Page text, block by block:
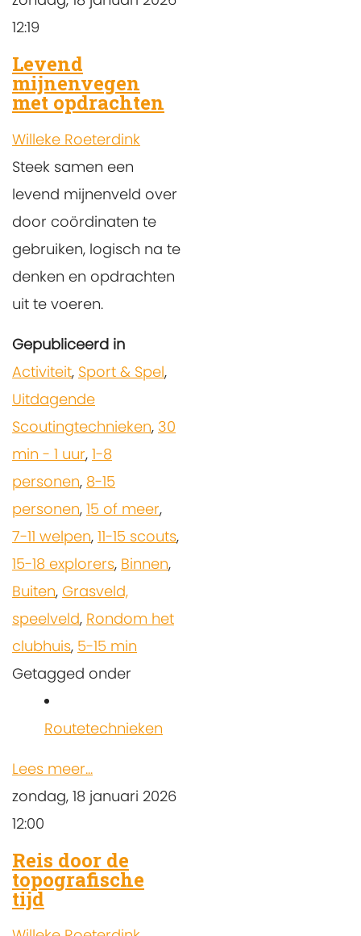
12:19
Levend
mijnenvegen
met opdrachten
Willeke Roeterdink
Steek samen een
levend mijnenveld over
door coördinaten te
gebruiken, logisch na te
denken en opdrachten
uit te voeren.
Gepubliceerd in
Activiteit, Sport & Spel,
Uitdagende
Scoutingtechnieken, 30
min - 1 uur, 1-8
personen, 8-15
personen, 15 of meer,
7-11 welpen, 11-15 scouts,
15-18 explorers, Binnen,
Buiten, Grasveld,
speelveld, Rondom het
clubhuis, 5-15 min
Getagged onder
Routetechnieken
Lees meer...
zondag, 18 januari 2026
12:00
Reis door de
topografische
tijd